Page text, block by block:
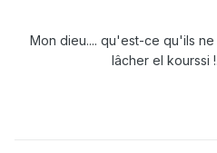
Mon dieu.... qu'est-ce qu'ils
lâcher el kourssi !